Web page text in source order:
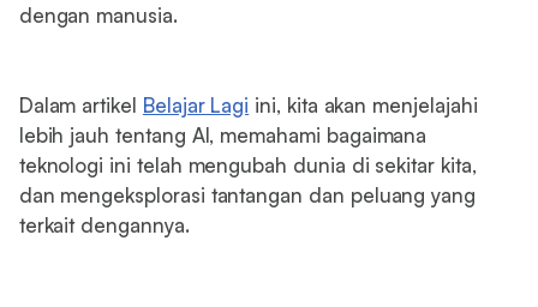
dengan manusia.
Dalam artikel Belajar Lagi ini, kita akan menjelajahi
lebih jauh tentang AI, memahami bagaimana
teknologi ini telah mengubah dunia di sekitar kita,
dan mengeksplorasi tantangan dan peluang yang
terkait dengannya.